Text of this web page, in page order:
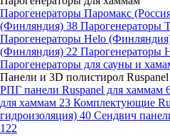
Парогенераторы Паромакс
(Финляндия) 38 Парогенераторы
Парогенераторы Helo
(Финляндия) 22 Парогенераторы
Парогенераторы для сауны и
Панели и 3D полистирол Ruspanel
РПГ панели Ruspanel для хаммам
для хаммам 23 Комплектующие
гидроизоляция) 40 Сендвич
122